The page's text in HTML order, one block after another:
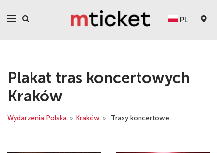
PL
Plakat tras koncertowych
Kraków
Wydarzenia Polska » Kraków » Trasy koncertowe